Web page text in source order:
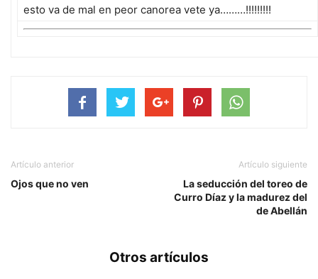
esto va de mal en peor canorea vete ya………!!!!!!!!!
Artículo anterior
Ojos que no ven
Artículo siguiente
La seducción del toreo de
Curro Díaz y la madurez del
de Abellán
Otros artículos